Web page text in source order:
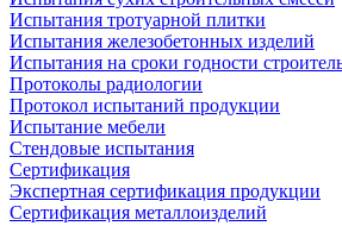
Испытания тротуарной плитки
Испытания железобетонных изделий
Испытания на сроки годности
Протоколы радиологии
Протокол испытаний продукции
Испытание мебели
Стендовые испытания
Сертификация
Экспертная сертификация продукции
Сертификация металлоизделий